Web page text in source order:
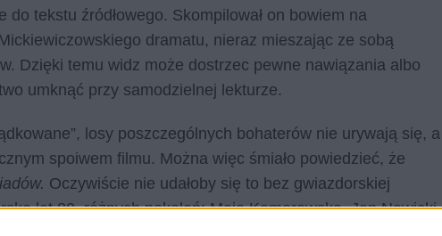
tekstu źródłowego. Skompilował on bowiem na
dramatu, nieraz mieszając ze sobą
Dzięki temu widz może dostrzec pewne nawiązania albo
umknąć przy samodzielnej lekturze.
losy poszczególnych bohaterów nie urywają się, a
spoiwem filmu. Można więc śmiało powiedzieć, że
Oczywiście nie udałoby się to bez gwiazdorskiej
lat 80. różnych pokoleń: Maja Komorowska, Jan Nowicki,